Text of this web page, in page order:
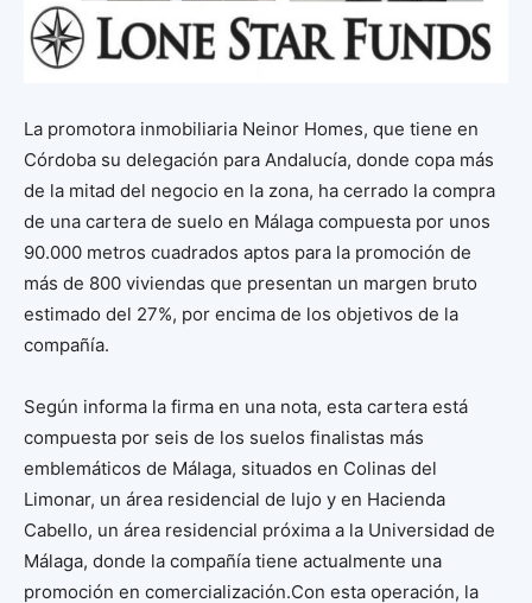
La promotora inmobiliaria Neinor Homes, que tiene en
Córdoba su delegación para Andalucía, donde copa más
de la mitad del negocio en la zona, ha cerrado la compra
de una cartera de suelo en Málaga compuesta por unos
90.000 metros cuadrados aptos para la promoción de
más de 800 viviendas que presentan un margen bruto
estimado del 27%, por encima de los objetivos de la
compañía.
Según informa la firma en una nota, esta cartera está
compuesta por seis de los suelos finalistas más
emblemáticos de Málaga, situados en Colinas del
Limonar, un área residencial de lujo y en Hacienda
Cabello, un área residencial próxima a la Universidad de
Málaga, donde la compañía tiene actualmente una
promoción en comercialización.Con esta operación, la